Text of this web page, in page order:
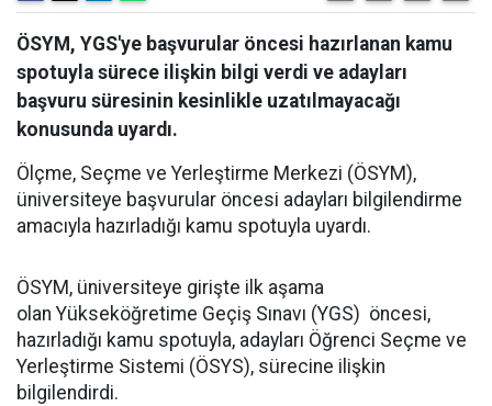
ÖSYM, YGS'ye başvurular öncesi hazırlanan kamu
spotuyla sürece ilişkin bilgi verdi ve adayları
başvuru süresinin kesinlikle uzatılmayacağı
konusunda uyardı.
Ölçme, Seçme ve Yerleştirme Merkezi (ÖSYM),
üniversiteye başvurular öncesi adayları bilgilendirme
amacıyla hazırladığı kamu spotuyla uyardı.
ÖSYM, üniversiteye girişte ilk aşama
olan Yükseköğretime Geçiş Sınavı (YGS) öncesi,
hazırladığı kamu spotuyla, adayları Öğrenci Seçme ve
Yerleştirme Sistemi (ÖSYS), sürecine ilişkin
bilgilendirdi.